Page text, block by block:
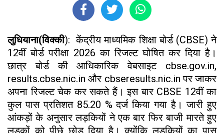
लुधियाना(विक्की): केंद्रीय माध्यमिक शिक्षा बोर्ड (CBSE) ने
12वीं बोर्ड परीक्षा 2026 का रिजल्ट घोषित कर दिया है।
छात्र बोर्ड की आधिकारिक वेबसाइट cbse.gov.in,
results.cbse.nic.in और cbseresults.nic.in पर जाकर
अपना रिजल्ट चेक कर सकते हैं। इस बार CBSE 12वीं का
कुल पास प्रतिशत 85.20 % दर्ज किया गया है। जारी हुए
आंकड़ों के अनुसार लड़कियों ने एक बार फिर बाजी मारते हुए